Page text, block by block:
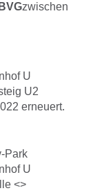
zwischen
U
U2
erneuert.
Park
U
<>